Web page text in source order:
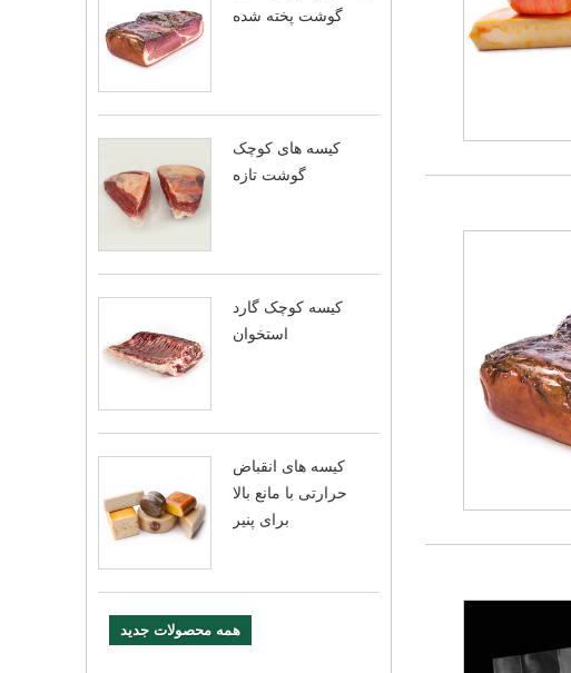
گوشت پخته شده
کیسه های کوچک
گوشت تازه
کیسه کوچک گارد
استخوان
کیسه های انقباض
حرارتی با مانع بالا
برای پنیر
همه محصولات جدید